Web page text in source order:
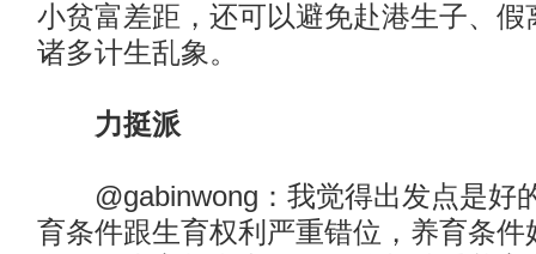
小贫富差距，还可以避免赴港生子、假
诸多计生乱象。
力挺派
@gabinwong：我觉得出发点是好
育条件跟生育权利严重错位，养育条件